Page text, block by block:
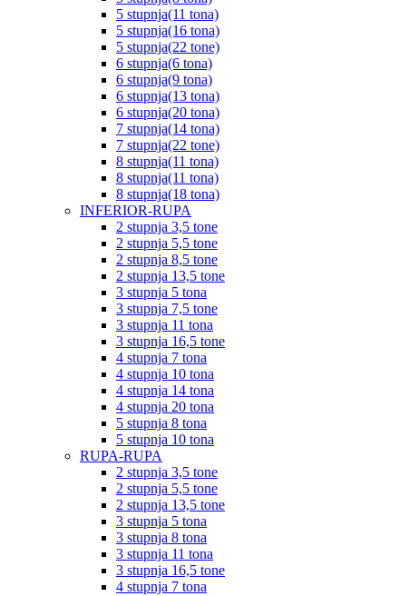
5 stupnja(11 tona)
5 stupnja(16 tona)
5 stupnja(22 tone)
6 stupnja(6 tona)
6 stupnja(9 tona)
6 stupnja(13 tona)
6 stupnja(20 tona)
7 stupnja(14 tona)
7 stupnja(22 tone)
8 stupnja(11 tona)
8 stupnja(11 tona)
8 stupnja(18 tona)
INFERIOR-RUPA
2 stupnja 3,5 tone
2 stupnja 5,5 tone
2 stupnja 8,5 tone
2 stupnja 13,5 tone
3 stupnja 5 tona
3 stupnja 7,5 tone
3 stupnja 11 tona
3 stupnja 16,5 tone
4 stupnja 7 tona
4 stupnja 10 tona
4 stupnja 14 tona
4 stupnja 20 tona
5 stupnja 8 tona
5 stupnja 10 tona
RUPA-RUPA
2 stupnja 3,5 tone
2 stupnja 5,5 tone
2 stupnja 13,5 tone
3 stupnja 5 tona
3 stupnja 8 tona
3 stupnja 11 tona
3 stupnja 16,5 tone
4 stupnja 7 tona